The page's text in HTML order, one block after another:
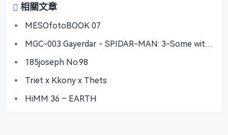
相關文章
MESOfotoBOOK 07
MGC-003 Gayerdar - SPIDAR-MAN: 3-Some with
185joseph No.98
Triet x Kkony x Thets
HiMM 36 – EARTH